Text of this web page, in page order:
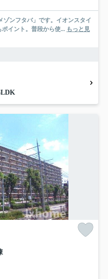
ゾンフタバ」です。イオンスタイ
イント。普段から使... もっと見